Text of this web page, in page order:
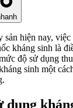
sản hiện nay,
kháng sinh là
độ sử dụng
sinh một
dụng